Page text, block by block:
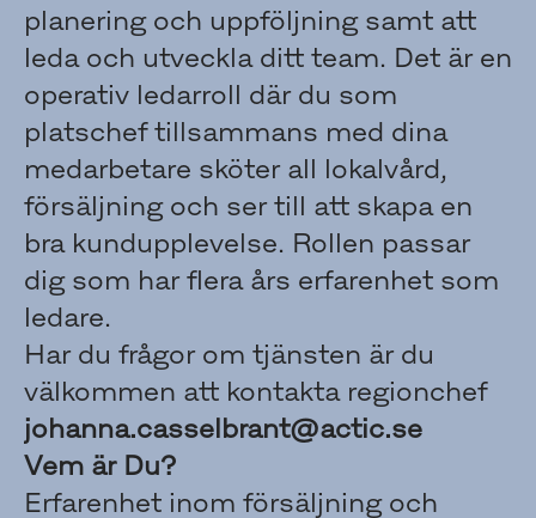
planering och uppföljning samt att
leda och utveckla ditt team. Det är en
operativ ledarroll där du som
platschef tillsammans med dina
medarbetare sköter all lokalvård,
försäljning och ser till att skapa en
bra kundupplevelse. Rollen passar
dig som har flera års erfarenhet som
ledare.
Har du frågor om tjänsten är du
välkommen att kontakta regionchef
johanna.casselbrant@actic.se
Vem är Du?
Erfarenhet inom försäljning och